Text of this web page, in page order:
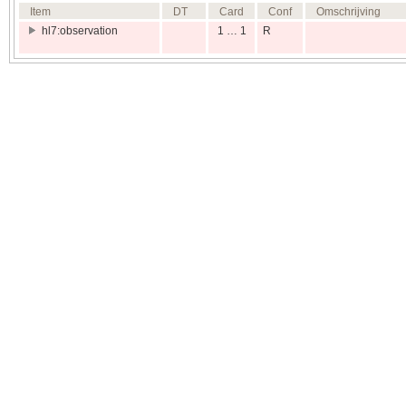
Item
DT Card Conf
Omschrijving
hl7:observation
1 … 1 R